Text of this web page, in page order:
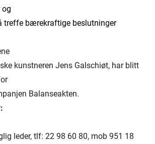
treffe bærekraftige beslutninger
kunstneren Jens Galschiøt, har blitt
Balanseakten.
leder, tlf: 22 98 60 80, mob 951 18